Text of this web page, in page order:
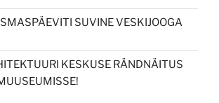
SUVINE VESKIJOOGA
KESKUSE RÄNDNÄITUS